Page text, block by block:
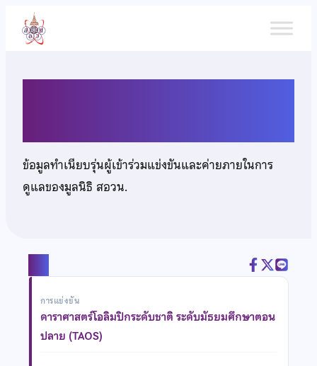
เนื้อหา
ข้อมูลทำเนียบรุ่นผู้เข้าร่วมแข่งขันและค่ายภายในการ
ดูแลของมูลนิธิ สอวน.
การแข่งขัน
ดาราศาสตร์โอลิมปิกระดับชาติ ระดับมัธยมศึกษาตอน
ปลาย (TAOS)